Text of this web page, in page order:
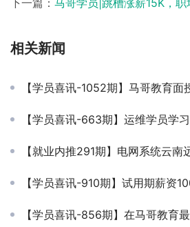
下一篇： 马哥学员|跳槽涨薪15K，职
相关新闻
【学员喜讯-1052期】马哥教育面授M55学员
【学员喜讯-663期】运维学员学习linux
【就业内推291期】电网系统云南远信科
【学员喜讯-910期】试用期薪资
【学员喜讯-856期】在马哥教育最重要的就是学到技术，找到让自己满意的工作！毕业后刷了两